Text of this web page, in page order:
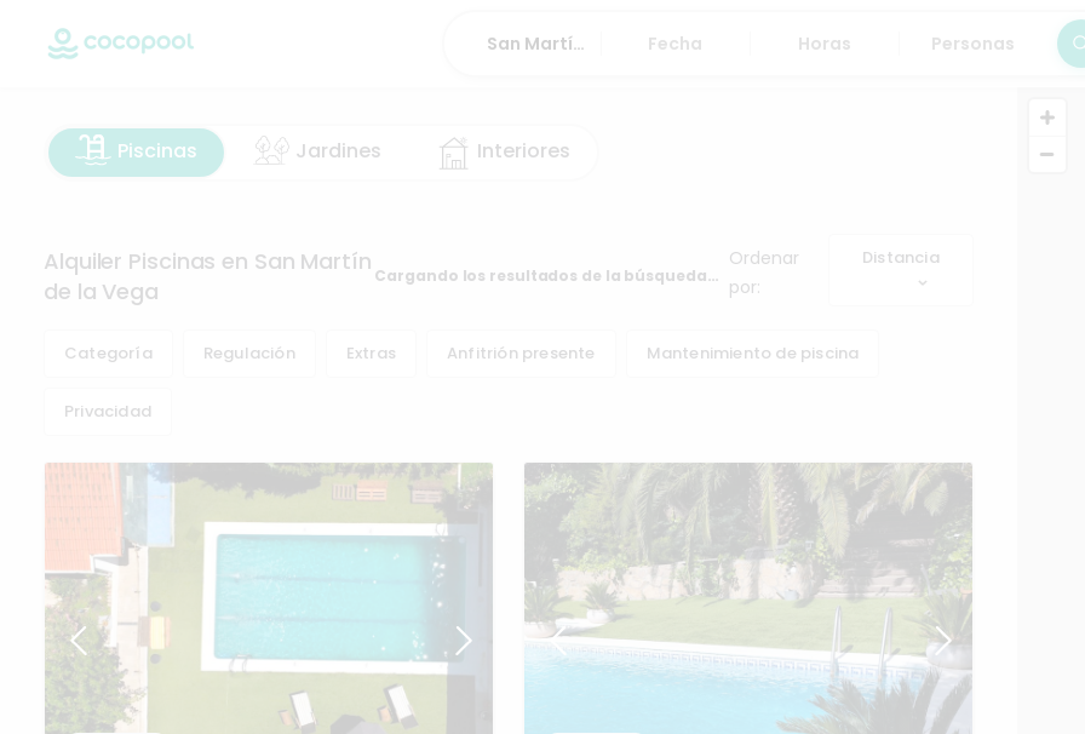
Fecha Horas Personas
Piscinas Jardines Interiores
Alquiler Piscinas en San Martín
de la Vega
Cargando los resultados de la búsqueda…
Ordenar
por:
Distancia
Categoría Regulación Extras Anfitrión presente Mantenimiento de piscina
Privacidad